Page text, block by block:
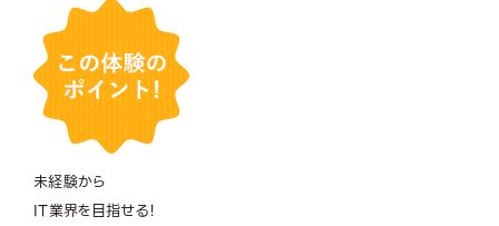
未経験から
IT業界を目指せる！